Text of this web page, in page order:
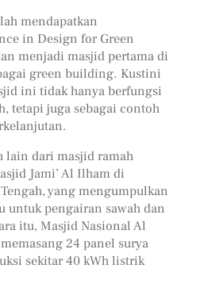
mendapatkan
in Design for Green
menjadi masjid pertama di
green building. Kustini
ini tidak hanya berfungsi
tetapi juga sebagai contoh
lain dari masjid ramah
Jami’ Al Ilham di
yang mengumpulkan
untuk pengairan sawah dan
itu, Masjid Nasional Al
24 panel surya
sekitar 40 kWh listrik